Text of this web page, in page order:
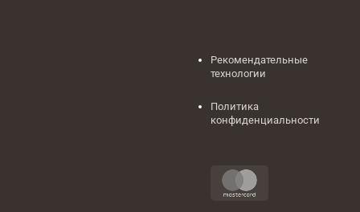
Рекомендательные
технологии
Политика
конфиденциальности